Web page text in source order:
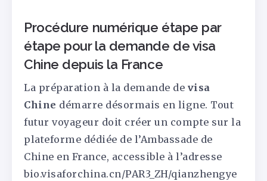
Procédure numérique étape par
étape pour la demande de visa
Chine depuis la France
La préparation à la demande de visa
Chine démarre désormais en ligne. Tout
futur voyageur doit créer un compte sur la
plateforme dédiée de l’Ambassade de
Chine en France, accessible à l’adresse
bio.visaforchina.cn/PAR3_ZH/qianzhengye